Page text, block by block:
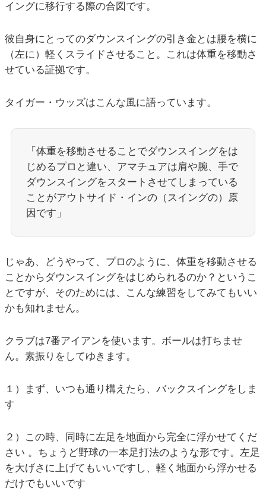
イングに移行する際の合図です。
彼自身にとってのダウンスイングの引き金とは腰を横に
（左に）軽くスライドさせること。これは体重を移動さ
せている証拠です。
タイガー・ウッズはこんな風に語っています。
「体重を移動させることでダウンスイングをは
じめるプロと違い、アマチュアは肩や腕、手で
ダウンスイングをスタートさせてしまっている
ことがアウトサイド・インの（スイングの）原
因です」
じゃあ、どうやって、プロのように、体重を移動させる
ことからダウンスイングをはじめられるのか？というこ
とですが、そのためには、こんな練習をしてみてもいい
かも知れません。
クラブは7番アイアンを使います。ボールは打ちませ
ん。素振りをしてゆきます。
１）まず、いつも通り構えたら、バックスイングをしま
す
２）この時、同時に左足を地面から完全に浮かせてくだ
さい 。ちょうど野球の一本足打法のような形です。左足
を大げさに上げてもいいですし、軽く地面から浮かせる
だけでもいいです